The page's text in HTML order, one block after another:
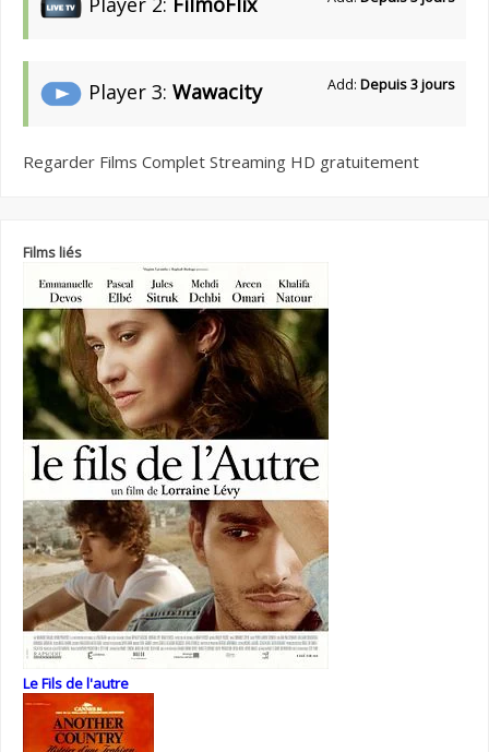
Player 3: Wawacity Add: Depuis 3 jours
Regarder Films Complet Streaming HD gratuitement
Films liés
Le Fils de l'autre